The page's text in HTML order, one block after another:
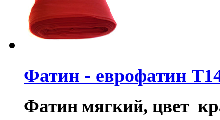
Фатин - еврофатин
Фатин мягкий, цвет